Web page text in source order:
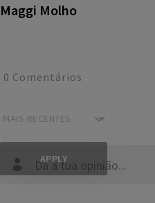
Maggi Molho
Dá a tua opinião...
0 Comentários